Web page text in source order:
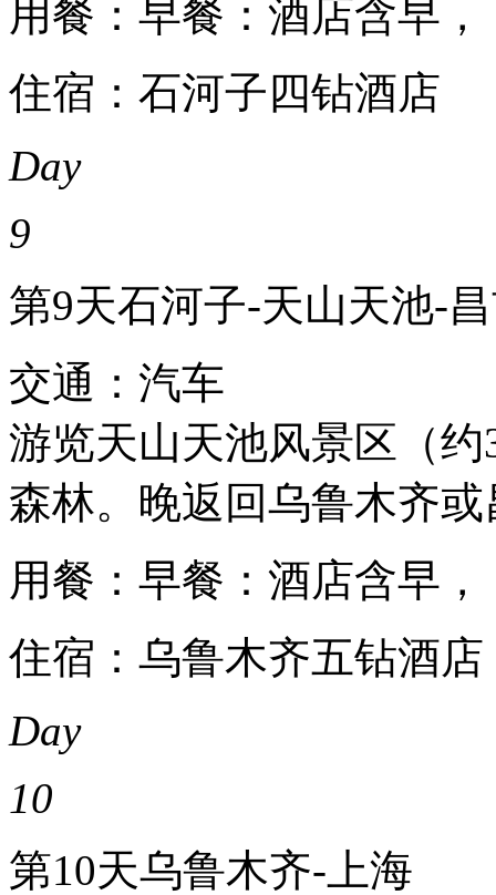
用餐：早餐：酒店含早
住宿：石河子四钻酒店
Day
9
第9天石河子-天山天池-
交通：汽车
游览天山天池风景区（
森林。晚返回乌鲁木齐
用餐：早餐：酒店含早
住宿：乌鲁木齐五钻酒店
Day
10
第10天乌鲁木齐-上海